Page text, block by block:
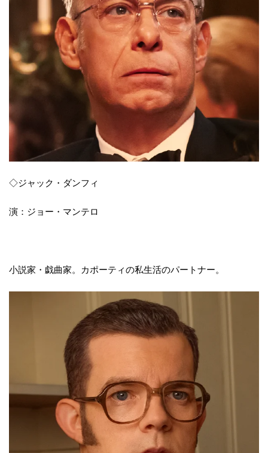
◇ジャック・ダンフィ
演：ジョー・マンテロ
小説家・戯曲家。カポーティの私生活のパートナー。